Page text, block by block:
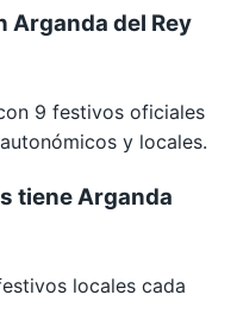
Arganda del Rey
9 festivos oficiales
y locales.
tiene Arganda
locales cada